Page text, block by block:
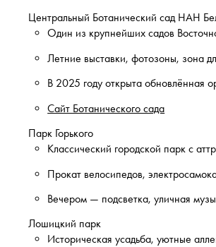
Центральный Ботанический сад НАН
Один из крупнейших садов
Летние выставки, фотозоны, зона
В 2025 году открыта обновлённая
Сайт Ботанического сада
Парк Горького
Классический городской парк с
Прокат велосипедов,
Вечером — подсветка, уличная
Лошицкий парк
Историческая усадьба, уютные